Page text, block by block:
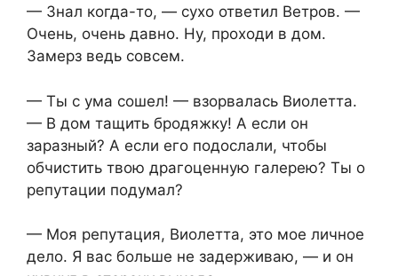
— Знал когда-то, — сухо ответил Ветров. —
Очень, очень давно. Ну, проходи в дом.
Замерз ведь совсем.
— Ты с ума сошел! — взорвалась Виолетта.
— В дом тащить бродяжку! А если он
заразный? А если его подослали, чтобы
обчистить твою драгоценную галерею? Ты о
репутации подумал?
— Моя репутация, Виолетта, это мое личное
дело. Я вас больше не задерживаю, — и он